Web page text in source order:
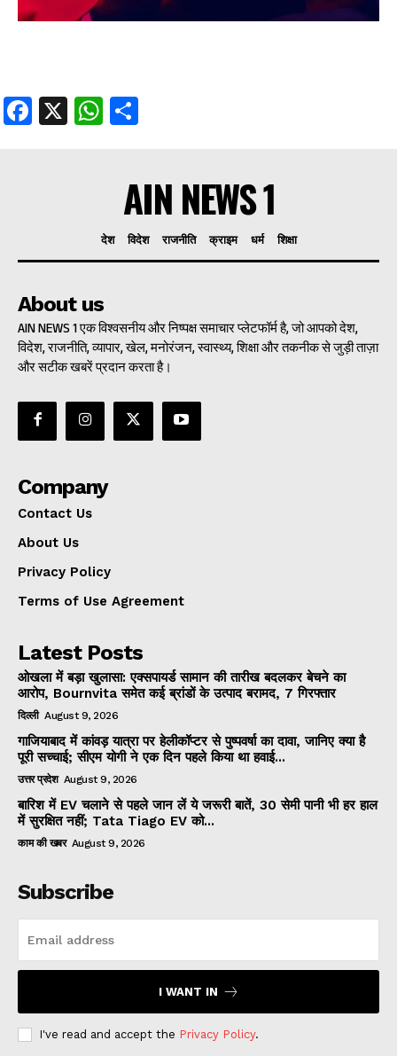
Facebook
X WhatsApp
AIN NEWS 1
देश विदेश राजनीति क्राइम धर्म शिक्षा
About us
AIN NEWS 1 एक विश्वसनीय और निष्पक्ष समाचार प्लेटफॉर्म है, जो आपको देश,
विदेश, राजनीति, व्यापार, खेल, मनोरंजन, स्वास्थ्य, शिक्षा और तकनीक से जुड़ी ताज़ा
और सटीक खबरें प्रदान करता है।
Company
Contact Us
About Us
Privacy Policy
Terms of Use Agreement
Latest Posts
ओखला में बड़ा खुलासा: एक्सपायर्ड सामान की तारीख बदलकर बेचने का
आरोप, Bournvita समेत कई ब्रांडों के उत्पाद बरामद, 7 गिरफ्तार
दिल्ली August 9, 2026
गाजियाबाद में कांवड़ यात्रा पर हेलीकॉप्टर से पुष्पवर्षा का दावा, जानिए क्या है
पूरी सच्चाई; सीएम योगी ने एक दिन पहले किया था हवाई...
उत्तर प्रदेश August 9, 2026
बारिश में EV चलाने से पहले जान लें ये जरूरी बातें, 30 सेमी पानी भी हर हाल
में सुरक्षित नहीं; Tata Tiago EV को...
काम की खबर August 9, 2026
Subscribe
I WANT IN
I've read and accept the Privacy Policy.